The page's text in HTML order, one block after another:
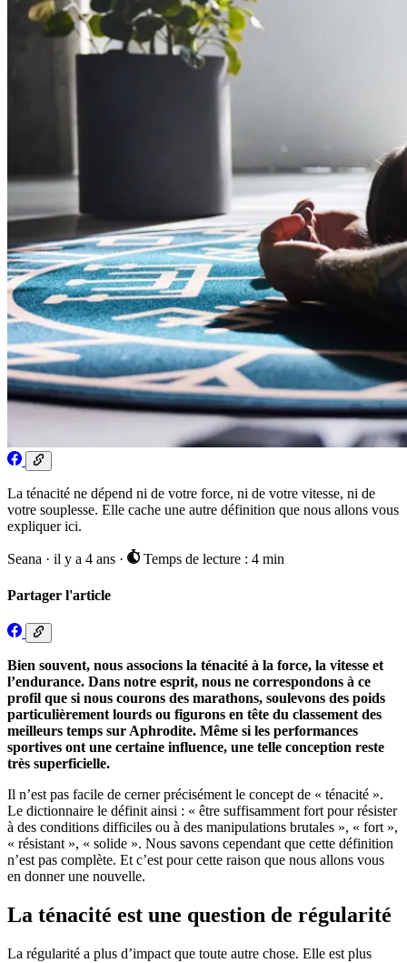
La ténacité ne dépend ni de votre force, ni de votre vitesse, ni de
votre souplesse. Elle cache une autre définition que nous allons vous
expliquer ici.
Seana · il y a 4 ans · Temps de lecture : 4 min
Partager l'article
Bien souvent, nous associons la ténacité à la force, la vitesse et
l’endurance. Dans notre esprit, nous ne correspondons à ce
profil que si nous courons des marathons, soulevons des poids
particulièrement lourds ou figurons en tête du classement des
meilleurs temps sur Aphrodite. Même si les performances
sportives ont une certaine influence, une telle conception reste
très superficielle.
Il n’est pas facile de cerner précisément le concept de « ténacité ».
Le dictionnaire le définit ainsi : « être suffisamment fort pour résister
à des conditions difficiles ou à des manipulations brutales », « fort »,
« résistant », « solide ». Nous savons cependant que cette définition
n’est pas complète. Et c’est pour cette raison que nous allons vous
en donner une nouvelle.
La ténacité est une question de régularité
La régularité a plus d’impact que toute autre chose. Elle est plus